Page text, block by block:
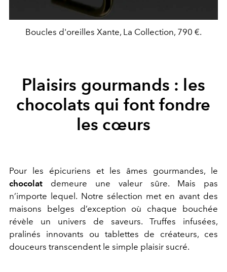
Boucles d'oreilles Xante, La Collection, 790 €.
Plaisirs gourmands : les
chocolats qui font fondre
les cœurs
Pour les épicuriens et les âmes gourmandes, le
chocolat demeure une valeur sûre. Mais pas
n’importe lequel. Notre sélection met en avant des
maisons belges d’exception où chaque bouchée
révèle un univers de saveurs. Truffes infusées,
pralinés innovants ou tablettes de créateurs, ces
douceurs transcendent le simple plaisir sucré.